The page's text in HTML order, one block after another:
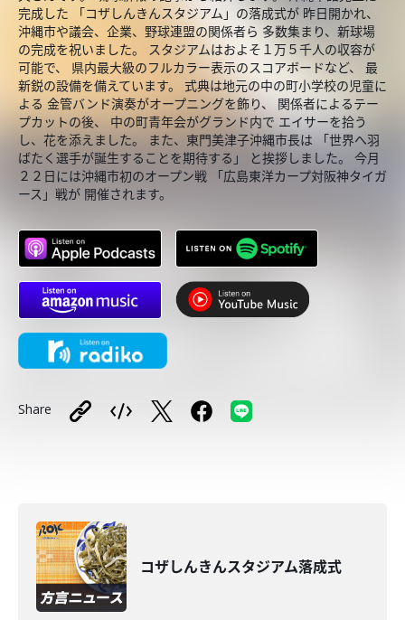
完成した 「コザしんきんスタジアム」の落成式が 昨日開かれ、
沖縄市や議会、企業、野球連盟の関係者ら 多数集まり、新球場
の完成を祝いました。 スタジアムはおよそ１万５千人の収容が
可能で、 県内最大級のフルカラー表示のスコアボードなど、 最
新鋭の設備を備えています。 式典は地元の中の町小学校の児童に
よる 金管バンド演奏がオープニングを飾り、 関係者によるテー
プカットの後、 中の町青年会がグランド内で エイサーを拾う
し、花を添えました。 また、東門美津子沖縄市長は 「世界へ羽
ばたく選手が誕生することを期待する」 と挨拶しました。 今月
２２日には沖縄市初のオープン戦 「広島東洋カープ対阪神タイガ
ース」戦が 開催されます。
Share
コザしんきんスタジアム落成式